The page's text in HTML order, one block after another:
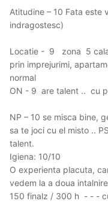
Atitudine – 10 Fata este
Locatie - 9 zona 5
prin imprejurimi,
ON - 9 are talent .. cu
NP – 10 se misca bine,
sa te joci cu el misto ..
talent.
Igiena: 10/10
O experienta placuta,
vedem la a doua
150 finalz / 300 h - - -